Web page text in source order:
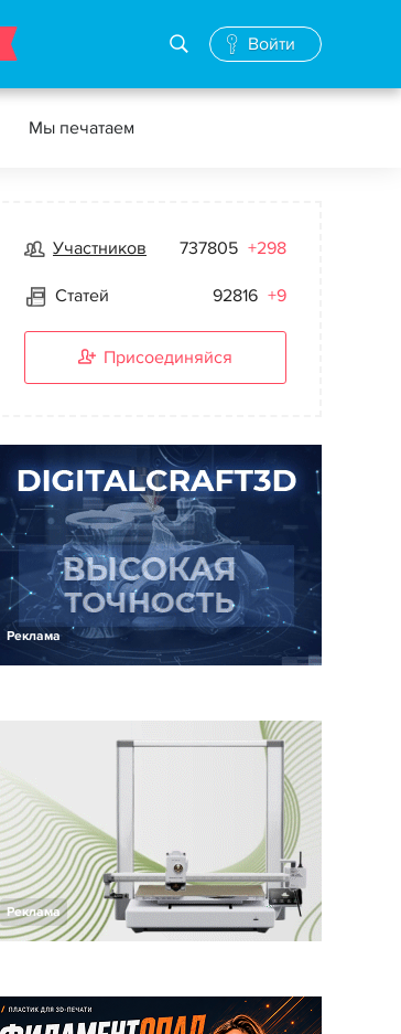
Войти
Мы печатаем
Участников 737805 +298
Статей 92816 +9
Присоединяйся
Реклама
Реклама